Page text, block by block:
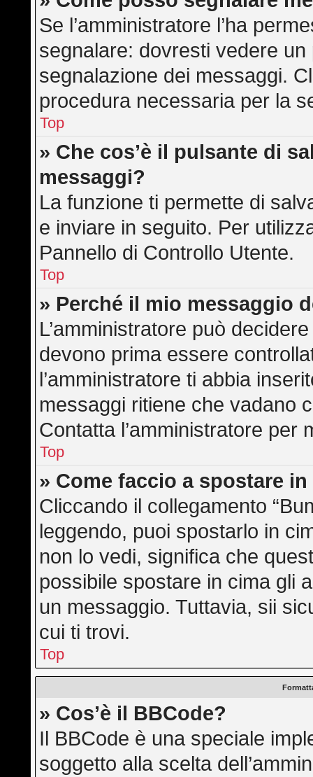
Se l’amministratore l’ha
segnalare: dovresti vedere
segnalazione dei messaggi.
procedura necessaria per la
Top
» Che cos’è il pulsante di
messaggi?
La funzione ti permette di
e inviare in seguito. Per
Pannello di Controllo Utente.
Top
» Perché il mio messaggio
L’amministratore può
devono prima essere
l’amministratore ti abbia
messaggi ritiene che vadano
Contatta l’amministratore per
Top
» Come faccio a spostare
Cliccando il collegamento
leggendo, puoi spostarlo in
non lo vedi, significa che
possibile spostare in cima gli
un messaggio. Tuttavia, sii
cui ti trovi.
Top
» Cos’è il BBCode?
Il BBCode è una speciale
soggetto alla scelta